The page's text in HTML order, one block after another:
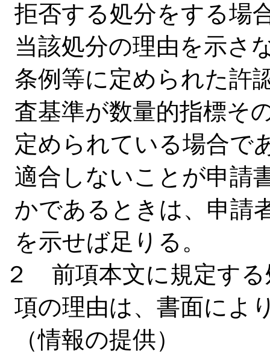
拒否する処分をする場
当該処分の理由を示さ
条例等に定められた許
査基準が数量的指標そ
定められている場合で
適合しないことが申請
かであるときは、申請
を示せば足りる。
２ 前項本文に規定す
項の理由は、書面によ
（情報の提供）